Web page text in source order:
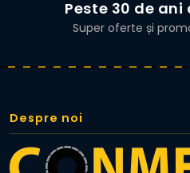
Peste 30 de
Super oferte și
Despre noi